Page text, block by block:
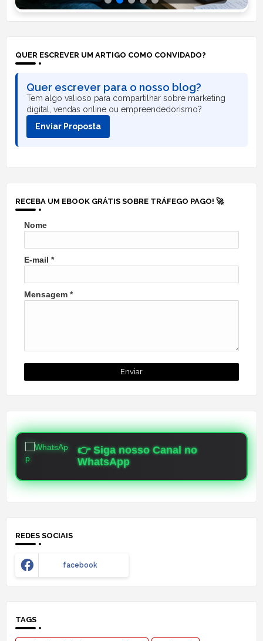
QUER ESCREVER UM ARTIGO COMO CONVIDADO?
Quer escrever para o nosso blog?
Tem algo valioso para compartilhar sobre marketing
digital, vendas online ou empreendedorismo?
Enviar Proposta
RECEBA UM EBOOK GRÁTIS SOBRE TRÁFEGO PAGO! 🚀
Nome
E-mail *
Mensagem *
👉 Siga nosso Canal no
WhatsApp
REDES SOCIAIS
facebook
TAGS